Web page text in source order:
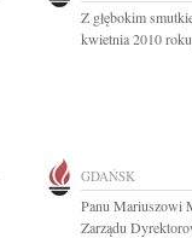
Z głębokim
kwietnia 2010
GDAŃSK
Panu Mariuszowi
Zarządu